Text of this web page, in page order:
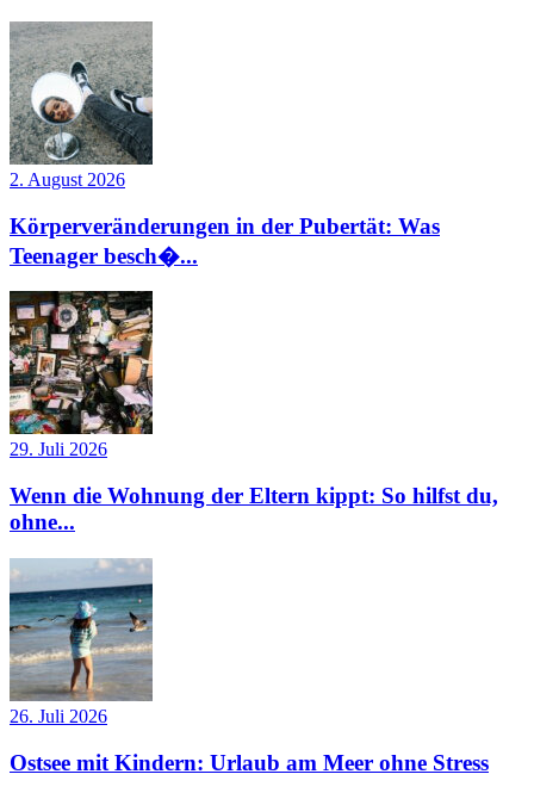
2. August 2026
Körperveränderungen in der Pubertät: Was
Teenager besch�...
29. Juli 2026
Wenn die Wohnung der Eltern kippt: So hilfst du,
ohne...
26. Juli 2026
Ostsee mit Kindern: Urlaub am Meer ohne Stress